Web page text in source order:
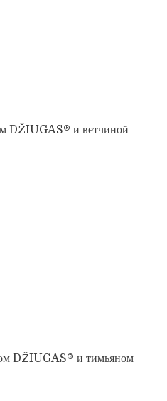
DŽIUGAS® и ветчиной
DŽIUGAS® и тимьяном